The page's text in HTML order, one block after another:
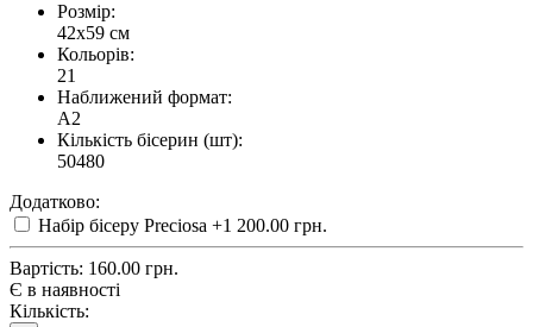
Розмір:
42x59 см
Кольорів:
21
Наближений формат:
A2
Кількість бісерин (шт):
50480
Додатково:
Набір бісеру Preciosa +1 200.00 грн.
Вартість: 160.00 грн.
Є в наявності
Кількість: